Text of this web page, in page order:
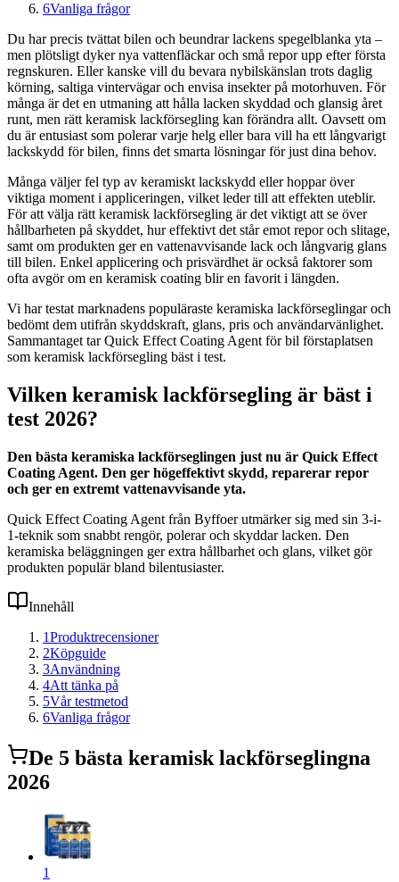
6Vanliga frågor
Du har precis tvättat bilen och beundrar lackens spegelblanka yta –
men plötsligt dyker nya vattenfläckar och små repor upp efter första
regnskuren. Eller kanske vill du bevara nybilskänslan trots daglig
körning, saltiga vintervägar och envisa insekter på motorhuven. För
många är det en utmaning att hålla lacken skyddad och glansig året
runt, men rätt keramisk lackförsegling kan förändra allt. Oavsett om
du är entusiast som polerar varje helg eller bara vill ha ett långvarigt
lackskydd för bilen, finns det smarta lösningar för just dina behov.
Många väljer fel typ av keramiskt lackskydd eller hoppar över
viktiga moment i appliceringen, vilket leder till att effekten uteblir.
För att välja rätt keramisk lackförsegling är det viktigt att se över
hållbarheten på skyddet, hur effektivt det står emot repor och slitage,
samt om produkten ger en vattenavvisande lack och långvarig glans
till bilen. Enkel applicering och prisvärdhet är också faktorer som
ofta avgör om en keramisk coating blir en favorit i längden.
Vi har testat marknadens populäraste keramiska lackförseglingar och
bedömt dem utifrån skyddskraft, glans, pris och användarvänlighet.
Sammantaget tar Quick Effect Coating Agent för bil förstaplatsen
som keramisk lackförsegling bäst i test.
Vilken keramisk lackförsegling är bäst i
test 2026?
Den bästa keramiska lackförseglingen just nu är Quick Effect
Coating Agent. Den ger högeffektivt skydd, reparerar repor
och ger en extremt vattenavvisande yta.
Quick Effect Coating Agent från Byffoer utmärker sig med sin 3-i-
1-teknik som snabbt rengör, polerar och skyddar lacken. Den
keramiska beläggningen ger extra hållbarhet och glans, vilket gör
produkten populär bland bilentusiaster.
Innehåll
1Produktrecensioner
2Köpguide
3Användning
4Att tänka på
5Vår testmetod
6Vanliga frågor
De 5 bästa keramisk lackförseglingna
2026
1